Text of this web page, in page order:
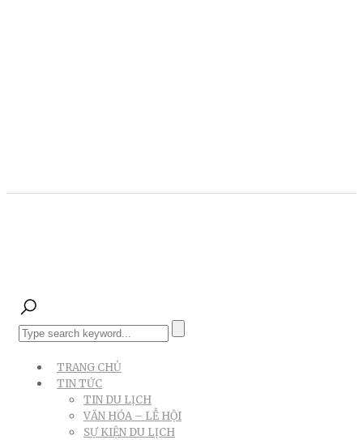
TRANG CHỦ
TIN TỨC
TIN DU LỊCH
VĂN HÓA – LỄ HỘI
SỰ KIỆN DU LỊCH